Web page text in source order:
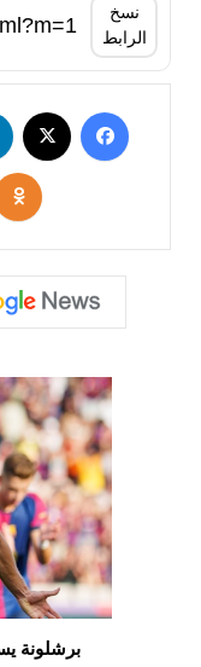
نسخ
الرابط
برشلونة